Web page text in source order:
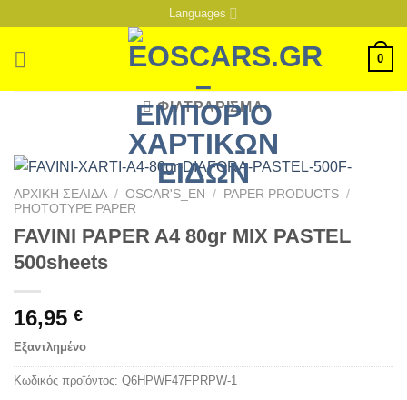
περιεχόμενο
Languages
0
ΦΙΛΤΡΆΡΙΣΜΑ
ΑΡΧΙΚΉ ΣΕΛΊΔΑ / OSCAR'S_EN / PAPER PRODUCTS /
PHOTOTYPE PAPER
FAVINI PAPER A4 80gr MIX PASTEL
500sheets
16,95 €
Εξαντλημένο
Κωδικός προϊόντος: Q6HPWF47FPRPW-1